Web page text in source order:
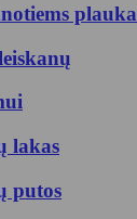
lakas
putos